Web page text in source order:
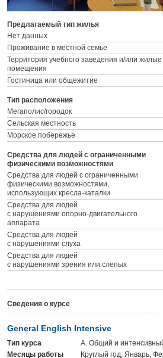
Предлагаемый тип жилья
Нет данных
Проживание в местной семье
Территория учебного заведения и/или жилые
помещения
Гостиница или общежитие
Тип расположения
Мегаполис/городок
Сельская местность
Морское побережье
Средства для людей с ограниченными
физическими возможностями
Средства для людей с ограниченными
физическими возможностями,
использующих кресла-каталки
Средства для людей
с нарушениями опорно-двигательного
аппарата
Средства для людей
с нарушениями слуха
Средства для людей
с нарушениями зрения или слепых
Сведения о курсе
General English Intensive
Тип курса
A. Общий и
Месяцы работы
Круглый год, Январь,